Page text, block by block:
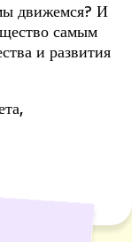
движемся? И
самым
и развития